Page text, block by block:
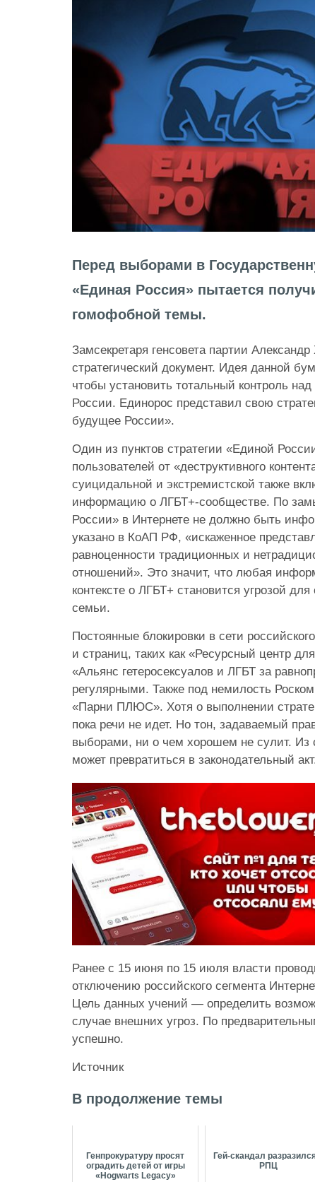
Перед выборами в
«Единая Россия» пытается
гомофобной темы.
Замсекретаря генсовета партии Александр
стратегический документ. Идея данной
чтобы установить тотальный контроль
России. Единорос представил свою
будущее России».
Один из пунктов стратегии «Единой
пользователей от «деструктивного
суицидальной и экстремистской также
информацию о ЛГБТ+-сообществе. По
России» в Интернете не должно быть
указано в КоАП РФ, «искаженное
равноценности традиционных и
отношений». Это значит, что любая
контексте о ЛГБТ+ становится угрозой
семьи.
Постоянные блокировки в сети
и страниц, таких как «Ресурсный центр
«Альянс гетеросексуалов и ЛГБТ за
регулярными. Также под немилость
«Парни ПЛЮС». Хотя о выполнении
пока речи не идет. Но тон, задаваемый
выборами, ни о чем хорошем не сулит. Из
может превратиться в законодательный
Ранее с 15 июня по 15 июля власти
отключению российского сегмента
Цель данных учений — определить
случае внешних угроз. По
успешно.
Источник
В продолжение темы
Генпрокуратуру просят
оградить детей от игры
«Hogwarts Legacy»
Гей-скандал
РПЦ